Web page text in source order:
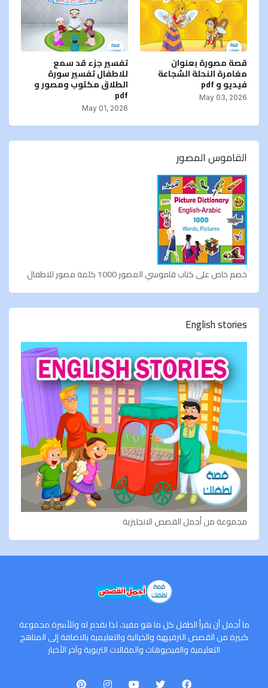
قصة مصورة بعنوان
مغامرة النحلة الشجاعة
فيديو و pdf
May 03, 2026
تفسير جزء قد سمع
للاطفال تفسير سورة
الطلاق مكتوب ومصور و
pdf
May 01, 2026
القاموس المصور
خصم خاص على كتاب قاموسي المصور 1000 كلمة مصور للاطفال
English stories
مجموعة من أجمل القصص الانجليزية
ما أجمل أن يقرأ الطفل كل ما هو مفيد، لذا نقدم له وللأسرة مجموعة
كبيرة من القصص الترفيهية والخيالية والتعليمية بالاضافة إلى المناهج
التعليمية والفيديوهات والمقالات التربوية وآخر الأخبار